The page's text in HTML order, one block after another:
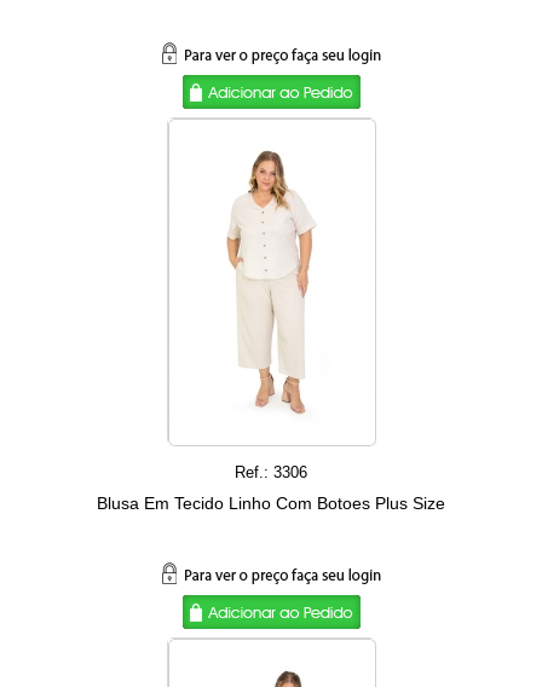
Ref.: 3306
Blusa Em Tecido Linho Com Botoes Plus Size